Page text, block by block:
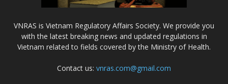
VNRAS is Vietnam Regulatory Affairs Society. We provide you
with the latest breaking news and updated regulations in
Vietnam related to fields covered by the Ministry of Health.
Contact us: vnras.com@gmail.com